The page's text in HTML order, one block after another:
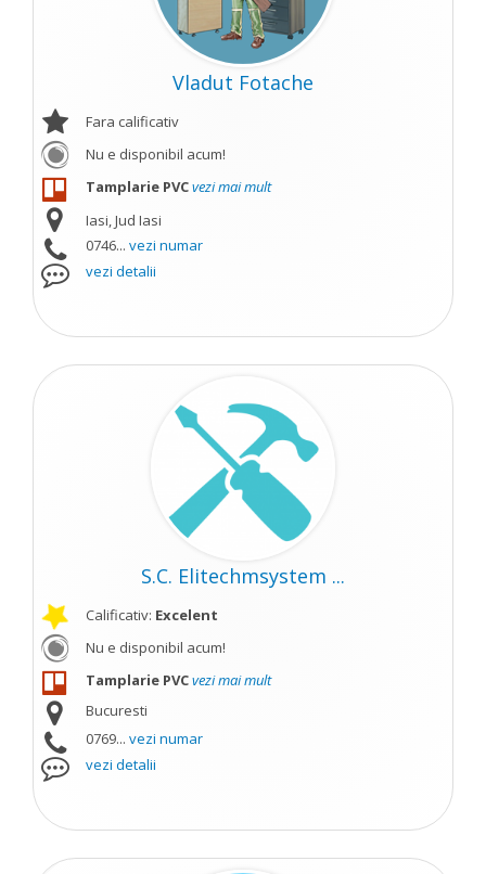
Vladut Fotache
Fara calificativ
Nu e disponibil acum!
Tamplarie PVCvezi mai mult
Iasi, Jud Iasi
0746... vezi numar
vezi detalii
S.C. Elitechmsystem ...
Calificativ: Excelent
Nu e disponibil acum!
Tamplarie PVCvezi mai mult
Bucuresti
0769... vezi numar
vezi detalii